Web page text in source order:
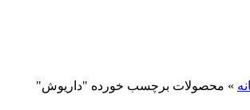
»محصولات برچسب خورده "داریوش"